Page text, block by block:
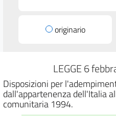
originario
LEGGE 6
Disposizioni per
dall'appartenenza dell'Italia
comunitaria 1994.